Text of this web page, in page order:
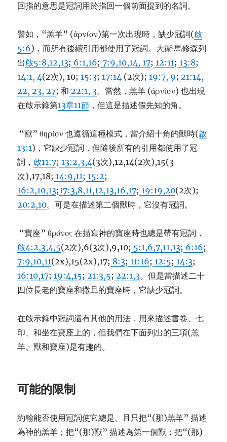
回指的意思是冠詞用於指回一個前面提到的名詞。
譬如，“羔羊” (ἀρνίον)第一次出現時，缺少冠詞(啟
5:6)，而所有後續引用都使用了冠詞。大衛·馬修森列
出啟5:8,12,13; 6:1,16; 7:9,10,14, 17; 12:11; 13:8;
14:1, 4(2次), 10; 15:3; 17:14 (2次); 19:7, 9; 21:14,
22, 23, 27; 和 22:1, 3。當然，羔羊 (ἀρνίον) 也出現
在啟示錄第13章11節 ，但這是描述假先知的角。
“獸” θηρίον 也遵循這種模式，當介紹十角的獸時(啟
13:1)，它缺少冠詞，但隨後所有的引用都使用了冠
詞， 啟11:7; 13:2,3,4(3次),12,14(2次),15(3
次),17,18; 14:9,11; 15:2;
16:2,10,13;17:3,8,11,12,13,16,17; 19:19,20(2次);
20:2,10。可是在描述第二個獸時，它沒有冠詞。
“寶座” θρόνος 在描寫神的寶座時也總是帶有冠詞，
啟4:2,3,4,5(2次),6(3次),9,10; 5:1,6,7,11,13; 6:16;
7:9,10,11(2x),15(2x),17; 8:3; 11:16; 12:5; 14:3;
16:10,17; 19:4,15; 21:3,5; 22:1,3。但是當描述二十
四位長老的寶座和撒旦的寶座時，它缺少冠詞。
在啟示錄中冠詞還有其他的用法，用來描述書卷、七
印、和坐在寶座上的，但我們在下面列出的三項(羔
羊、獸和寶座)是有趣的。
可能的限制
約翰能否使用冠詞使它總是、且只把“(那)羔羊” 描述
為神的羔羊；把“(那)獸” 描述為第一個獸；把“(那)